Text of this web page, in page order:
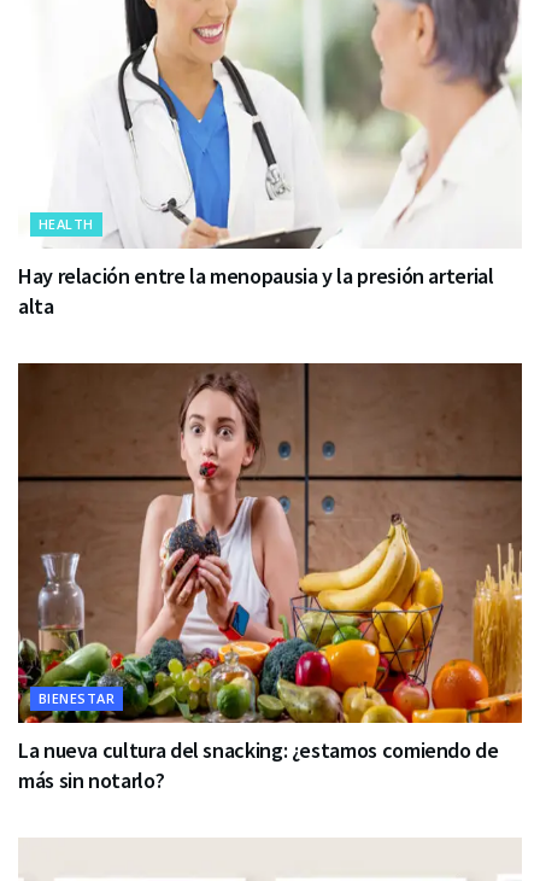
HEALTH
Hay relación entre la menopausia y la presión arterial
alta
BIENESTAR
La nueva cultura del snacking: ¿estamos comiendo de
más sin notarlo?